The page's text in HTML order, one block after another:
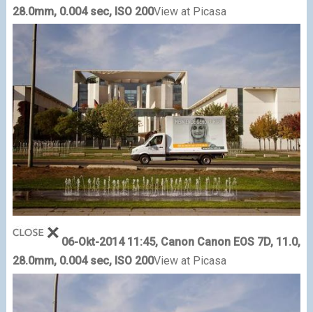
28.0mm, 0.004 sec, ISO 200View at Picasa
06-Okt-2014 11:45, Canon Canon EOS 7D, 11.0,
28.0mm, 0.004 sec, ISO 200View at Picasa